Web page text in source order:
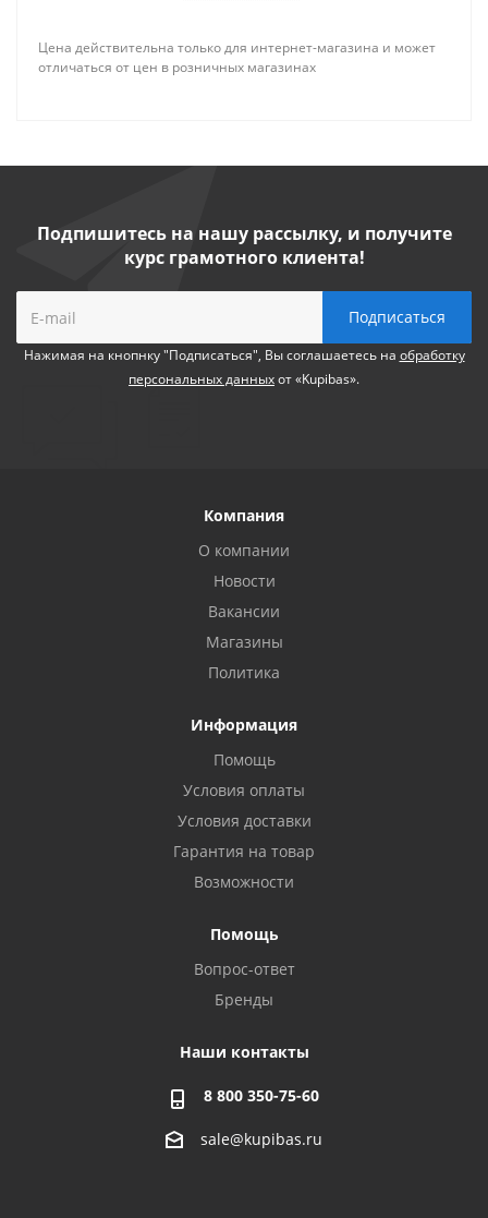
Цена действительна только для интернет-магазина и может
отличаться от цен в розничных магазинах
Подпишитесь на нашу рассылку, и получите
курс грамотного клиента!
Нажимая на кнопнку "Подписаться", Вы соглашаетесь на обработку
персональных данныхот «Kupibas».
Компания
О компании
Новости
Вакансии
Магазины
Политика
Информация
Помощь
Условия оплаты
Условия доставки
Гарантия на товар
Возможности
Помощь
Вопрос-ответ
Бренды
Наши контакты
8 800 350-75-60
sale@kupibas.ru